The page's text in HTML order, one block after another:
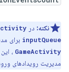
نکته: در
inputQueue برای
GameActivity ،
مدیریت رویدادهای